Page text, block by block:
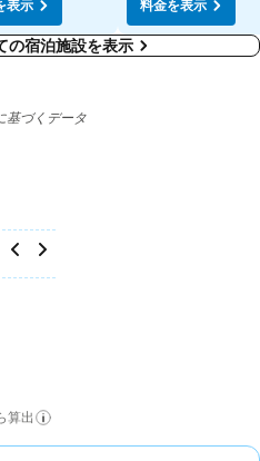
表示 料金を表示
の宿泊施設を表示
基づくデータ
算出